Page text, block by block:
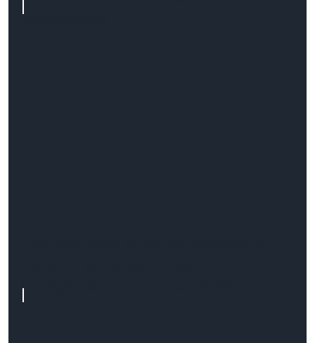
commerce
Kompleksowy przewodnik